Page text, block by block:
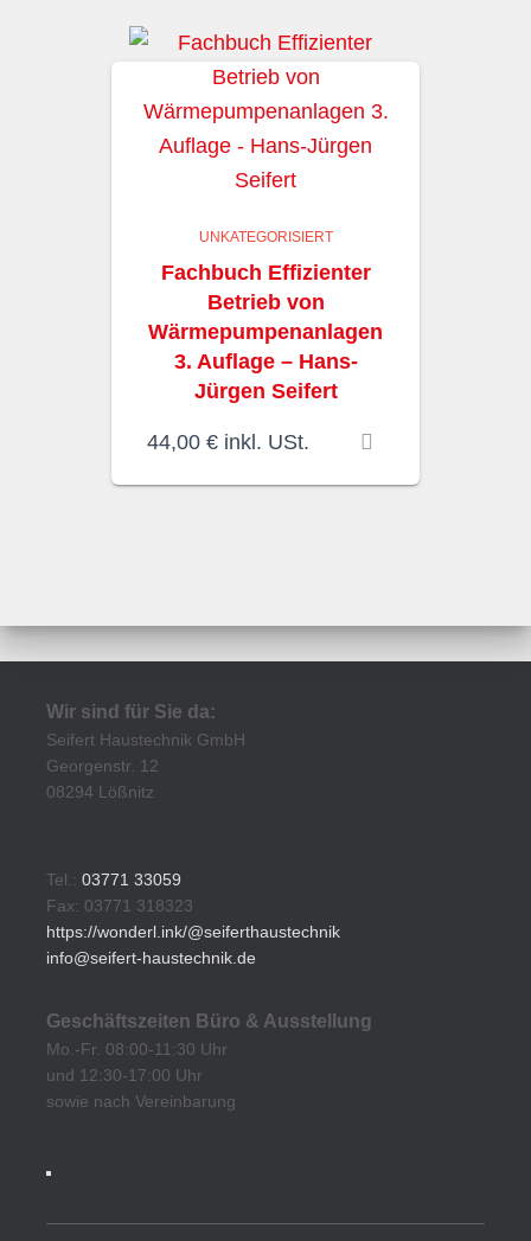
UNKATEGORISIERT
Fachbuch Effizienter
Betrieb von
Wärmepumpenanlagen
3. Auflage – Hans-
Jürgen Seifert
44,00 € inkl. USt.
Wir sind für Sie da:
Seifert Haustechnik GmbH
Georgenstr. 12
08294 Lößnitz
Tel.: 03771 33059
Fax: 03771 318323
https://wonderl.ink/@seiferthaustechnik
info@seifert-haustechnik.de
Geschäftszeiten Büro & Ausstellung
Mo.-Fr. 08:00-11:30 Uhr
und 12:30-17:00 Uhr
sowie nach Vereinbarung